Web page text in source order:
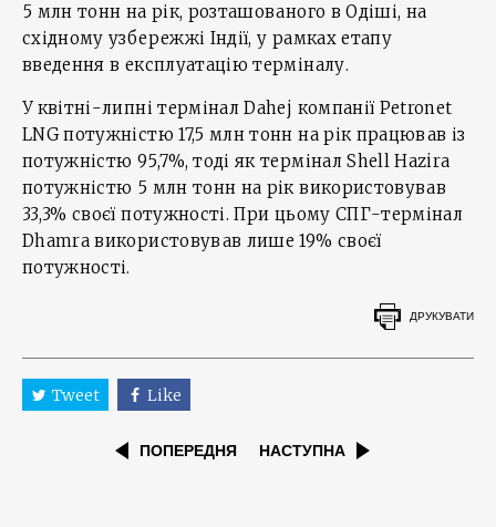
5 млн тонн на рік, розташованого в Одіші, на
східному узбережжі Індії, у рамках етапу
введення в експлуатацію терміналу.
У квітні-липні термінал Dahej компанії Petronet
LNG потужністю 17,5 млн тонн на рік працював із
потужністю 95,7%, тоді як термінал Shell Hazira
потужністю 5 млн тонн на рік використовував
33,3% своєї потужності. При цьому СПГ-термінал
Dhamra використовував лише 19% своєї
потужності.
ДРУКУВАТИ
Tweet Like
ПОПЕРЕДНЯ НАСТУПНА